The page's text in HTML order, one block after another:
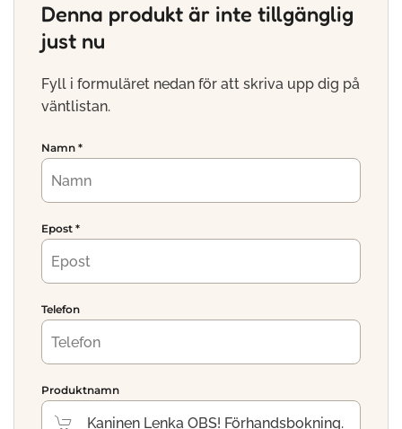
Denna produkt är inte tillgänglig
just nu
Fyll i formuläret nedan för att skriva upp dig på
väntlistan.
Namn *
Epost *
Telefon
Produktnamn